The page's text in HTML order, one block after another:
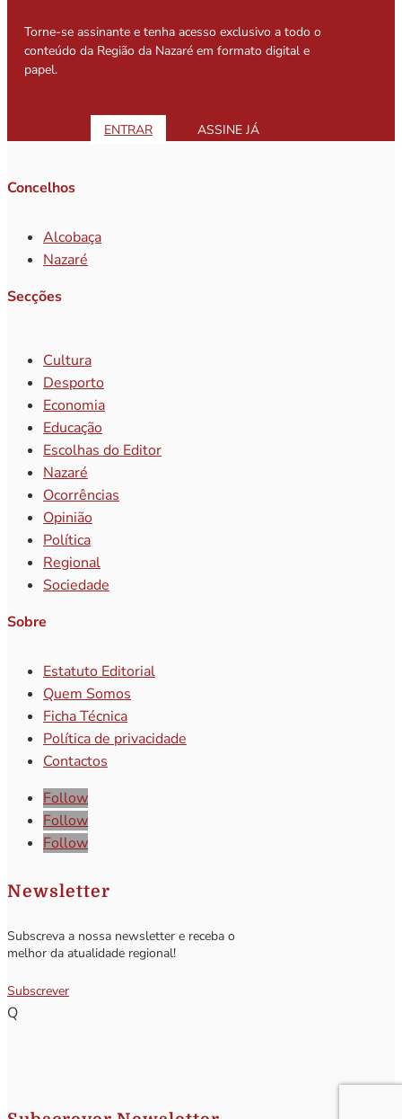
Torne-se assinante e tenha acesso exclusivo a todo o
conteúdo da Região da Nazaré em formato digital e
papel.
ENTRAR ASSINE JÁ
Concelhos
Alcobaça
Nazaré
Secções
Cultura
Desporto
Economia
Educação
Escolhas do Editor
Nazaré
Ocorrências
Opinião
Política
Regional
Sociedade
Sobre
Estatuto Editorial
Quem Somos
Ficha Técnica
Política de privacidade
Contactos
Follow
Follow
Follow
Newsletter
Subscreva a nossa newsletter e receba o
melhor da atualidade regional!
Subscrever
Q